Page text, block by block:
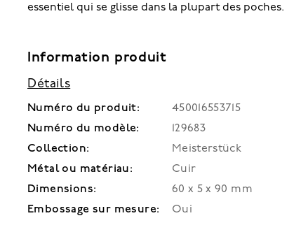
essentiel qui se glisse dans la plupart des poches.
Information produit
Détails
Numéro du produit:
450016553715
Numéro du modèle:
129683
Collection:
Meisterstück
Métal ou matériau:
Cuir
Dimensions:
60 x 5 x 90 mm
Embossage sur mesure:
Oui